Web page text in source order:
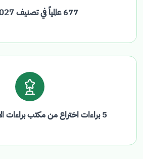
677 عالمياً في تصنيف QS 2027
5 براءات اختراع من مكتب براءات الاختراع USPTO